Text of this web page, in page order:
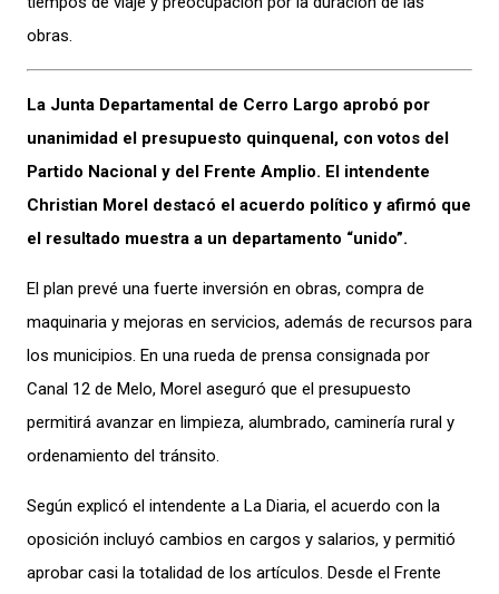
obras.
La Junta Departamental de Cerro Largo aprobó por
unanimidad el presupuesto quinquenal, con votos del
Partido Nacional y del Frente Amplio. El intendente
Christian Morel destacó el acuerdo político y afirmó que
el resultado muestra a un departamento “unido”.
El plan prevé una fuerte inversión en obras, compra de
maquinaria y mejoras en servicios, además de recursos para
los municipios. En una rueda de prensa consignada por
Canal 12 de Melo, Morel aseguró que el presupuesto
permitirá avanzar en limpieza, alumbrado, caminería rural y
ordenamiento del tránsito.
Según explicó el intendente a La Diaria, el acuerdo con la
oposición incluyó cambios en cargos y salarios, y permitió
aprobar casi la totalidad de los artículos. Desde el Frente